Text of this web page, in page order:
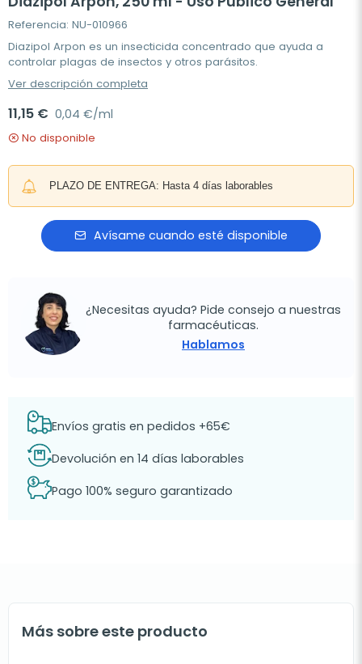
Referencia: NU-010966
Diazipol Arpon es un insecticida concentrado que ayuda a
controlar plagas de insectos y otros parásitos.
Ver descripción completa
11,15 € 0,04 €/ml
No disponible
PLAZO DE ENTREGA: Hasta 4 días laborables
Avísame cuando esté disponible
¿Necesitas ayuda? Pide consejo a nuestras
farmacéuticas.
Hablamos
Envíos gratis en pedidos +65€
Devolución en 14 días laborables
Pago 100% seguro garantizado
Más sobre este producto